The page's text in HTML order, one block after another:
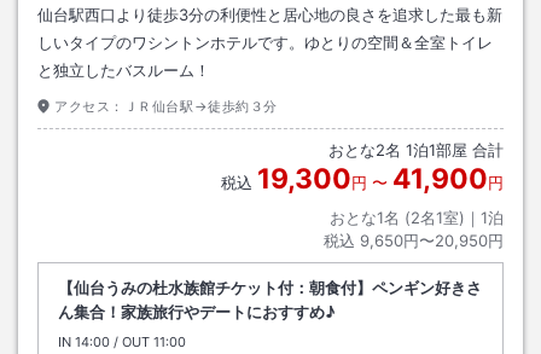
仙台駅西口より徒歩3分の利便性と居心地の良さを追求した最も新
しいタイプのワシントンホテルです。ゆとりの空間＆全室トイレ
と独立したバスルーム！
アクセス： ＪＲ仙台駅→徒歩約３分
おとな2名 1泊1部屋 合計
税込 19,300円 〜 41,900円
おとな1名 (2名1室)｜ 1泊
税込 9,650円〜20,950円
【仙台うみの杜水族館チケット付：朝食付】ペンギン好きさ
ん集合！家族旅行やデートにおすすめ♪
IN チェックイン
14:00 / OUT チェックアウト
11:00